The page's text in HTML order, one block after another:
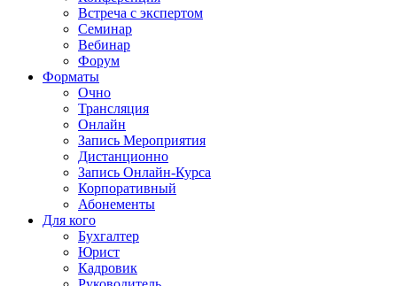
Встреча с экспертом
Семинар
Вебинар
Форум
Форматы
Очно
Трансляция
Онлайн
Запись Мероприятия
Дистанционно
Запись Онлайн-Курса
Корпоративный
Абонементы
Для кого
Бухгалтер
Юрист
Кадровик